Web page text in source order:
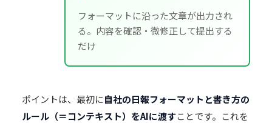
フォーマットに沿った文章が出力され
る。内容を確認・微修正して提出する
だけ
ポイントは、最初に自社の日報フォーマットと書き方の
ルール（＝コンテキスト）をAIに渡すことです。これを